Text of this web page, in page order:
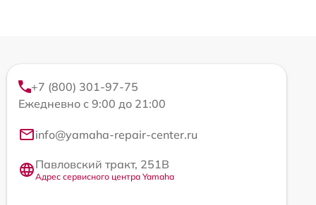
+7 (800) 301-97-75
Ежедневно с 9:00 до 21:00
info@yamaha-repair-center.ru
Павловский тракт, 251В
Адрес сервисного центра Yamaha